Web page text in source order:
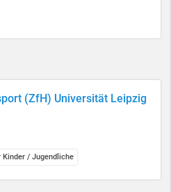
(ZfH) Universität Leipzig
Kinder / Jugendliche